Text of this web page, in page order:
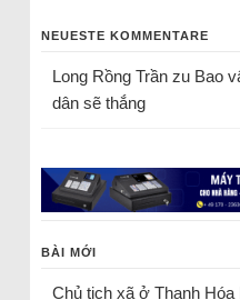
NEUESTE KOMMENTARE
Long Rồng Trầnzu Bao
dân sẽ thắng
BÀI MỚI
Chủ tịch xã ở Thanh Hóa